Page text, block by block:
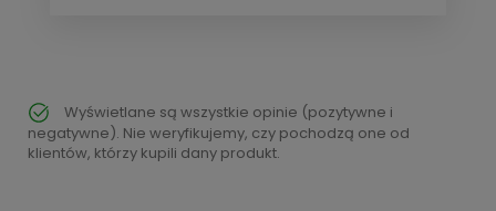
Wyświetlane są wszystkie opinie (pozytywne i
negatywne). Nie weryfikujemy, czy pochodzą one od
klientów, którzy kupili dany produkt.